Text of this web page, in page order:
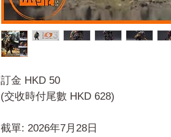
訂金 HKD 50
(交收時付尾數 HKD 628)
截單: 2026年7月28日